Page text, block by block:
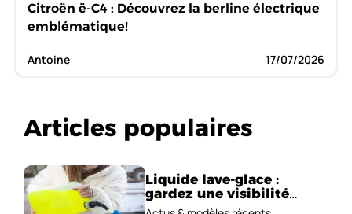
Citroën ë-C4 : Découvrez la berline électrique
emblématique!
Antoine 17/07/2026
Articles populaires
Liquide lave-glace :
gardez une visibilité
parfaite en voiture